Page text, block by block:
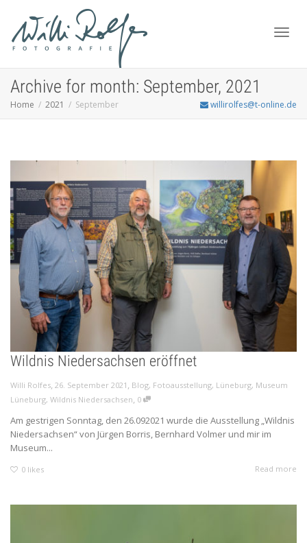
Archive for month: September, 2021
Home 2021 September willirolfes@t-online.de
Wildnis Niedersachsen eröffnet
Willi Rolfes, 26. September 2021 , Blog, Fotoausstellung, Lüneburg, Museum
Lüneburg, Wildnis Niedersachsen, 0
Am gestrigen Sonntag, den 26.092021 wurde die Ausstellung „Wildnis
Niedersachsen“ von Jürgen Borris, Bernhard Volmer und mir im
Museum...
0 likes Read more